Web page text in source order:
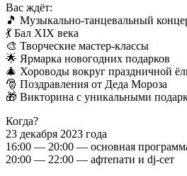
Вас ждёт:
🎵 Музыкально-танцевальный
💃 Бал ХIХ века
🎨 Творческие мастер-классы
🌟 Ярмарка новогодних подарков
🎄 Хороводы вокруг праздничной
🎅 Поздравления от Деда Мороза
🎁 Викторина с уникальными
Когда?
23 декабря 2023 года
16:00 — 20:00 — основная
20:00 — 22:00 — афтепати и dj-сет